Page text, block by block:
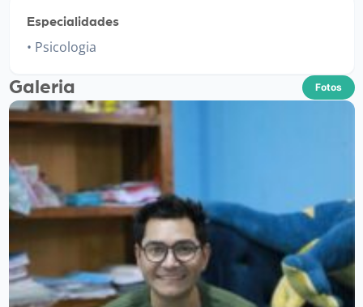
Especialidades
Psicologia
Galeria Fotos